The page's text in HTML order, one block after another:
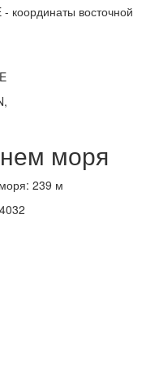
координаты восточной
моря
239 м